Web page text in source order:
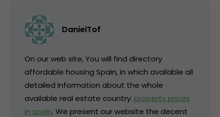
DanielTof
On our web site, You will find directory
affordable housing Spain, in which available all
detailed information about the whole
available real estate country. property prices
in spain. We present our website the decent